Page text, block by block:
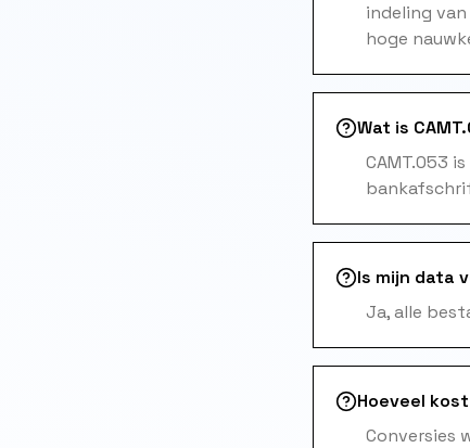
indeling
hoge
Wat is
CAMT.053
Is mijn data
Ja, alle
Hoeveel
Conversies